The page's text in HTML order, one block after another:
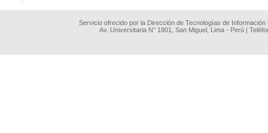
Servicio ofrecido por la Dirección de Tecnologías de
Av. Universitaria N° 1801, San Miguel, Lima - Perú |